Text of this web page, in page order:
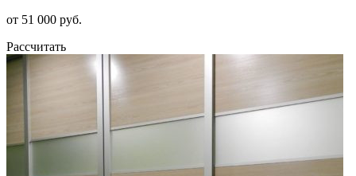
от 51 000 руб.
Рассчитать